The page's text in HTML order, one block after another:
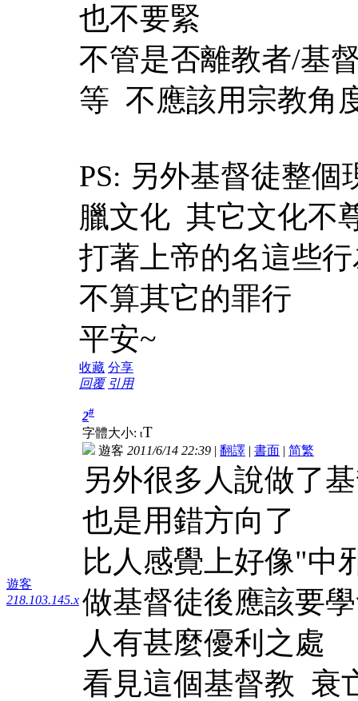
也不要緊
不管是否離教者/基
等 不應該用宗教角
PS: 另外基督徒整
臘文化 其它文化不
打著上帝的名這些
不算其它的罪行
平安~
收藏 分享
回覆 引用
遊客
218.103.145.x
2#
字體大小: tT
遊客 2011/6/14 22:39 | 翻譯 | 書面 | 简繁
另外很多人說做了
也是用錯方向了
比人感覺上好像"中
做基督徒後應該要
人有甚麼優利之處
看見這個基督教 衰